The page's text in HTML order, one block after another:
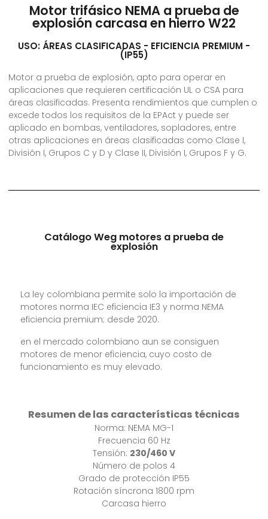
Motor trifásico NEMA a prueba de
explosión carcasa en hierro W22
USO: ÁREAS CLASIFICADAS - EFICIENCIA PREMIUM -
(IP55)
Motor a prueba de explosión, apto para operar en
aplicaciones que requieren certificación UL o CSA para
áreas clasificadas. Presenta rendimientos que cumplen o
excede todos los requisitos de la EPAct y puede ser
aplicado en bombas, ventiladores, sopladores, entre
otras aplicaciones en áreas clasificadas como Clase I,
División I, Grupos C y D y Clase II, División I, Grupos F y G.
Catálogo Weg motores a prueba de
explosión
La ley colombiana permite solo la importación de
motores norma IEC eficiencia IE3 y norma NEMA
eficiencia premium; desde 2020.
en el mercado colombiano aun se consiguen
motores de menor eficiencia, cuyo costo de
funcionamiento es muy elevado.
Resumen de las características técnicas
Norma: NEMA MG-1
Frecuencia 60 Hz
Tensión: 230/460 V
Número de polos 4
Grado de protección IP55
Rotación síncrona 1800 rpm
Carcasa hierro